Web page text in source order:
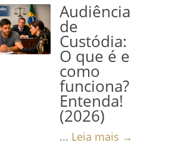
Audiência
de
Custódia:
O que é e
como
funciona?
Entenda!
(2026)
... Leia mais →